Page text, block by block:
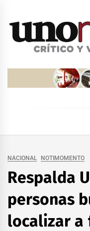
NACIONAL NOTIMOMENTO
Respalda
personas
localizar a